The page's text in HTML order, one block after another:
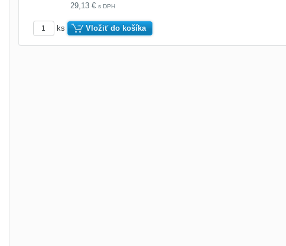
29,13 € s DPH
ks Vložiť do košíka